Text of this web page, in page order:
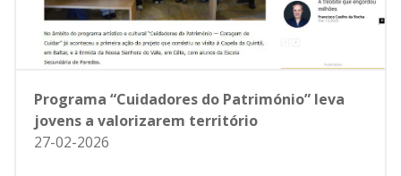
Programa “Cuidadores do Património” leva
jovens a valorizarem território
27-02-2026